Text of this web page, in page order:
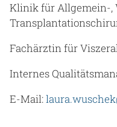
Klinik für Allgemein-,
Fachärztin für
Internes
E-Mail: